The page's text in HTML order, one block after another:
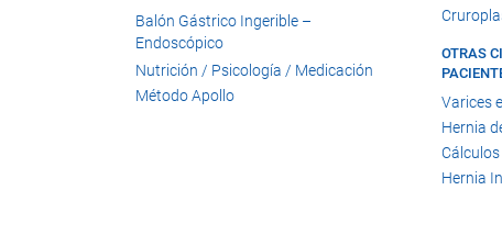
Balón Gástrico Ingerible –
Endoscópico
Nutrición / Psicología / Medicación
Método Apollo
OTRAS
Varices
Hernia
Hernia